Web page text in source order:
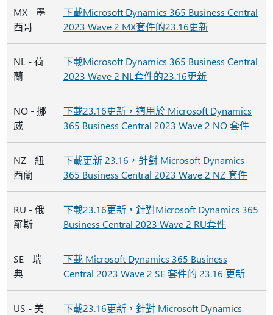
MX - 墨
西哥
下載Microsoft Dynamics 365 Business Central
2023 Wave 2 MX套件的23.16更新
NL - 荷
蘭
下載Microsoft Dynamics 365 Business Central
2023 Wave 2 NL套件的23.16更新
NO - 挪
威
下載23.16更新，適用於 Microsoft Dynamics
365 Business Central 2023 Wave 2 NO 套件
NZ - 紐
西蘭
下載更新 23.16，針對 Microsoft Dynamics
365 Business Central 2023 Wave 2 NZ 套件
RU - 俄
羅斯
下載23.16更新，針對Microsoft Dynamics 365
Business Central 2023 Wave 2 RU套件
SE - 瑞
典
下載 Microsoft Dynamics 365 Business
Central 2023 Wave 2 SE 套件的 23.16 更新
US - 美
下載23.16更新，針對 Microsoft Dynamics